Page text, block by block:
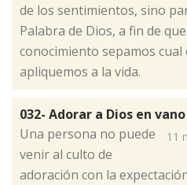
de los sentimientos, sino
Palabra de Dios, a fin de
conocimiento sepamos cual
apliquemos a la vida.
032- Adorar a Dios en vano
11
​Una persona no puede
venir al culto de
adoración con la